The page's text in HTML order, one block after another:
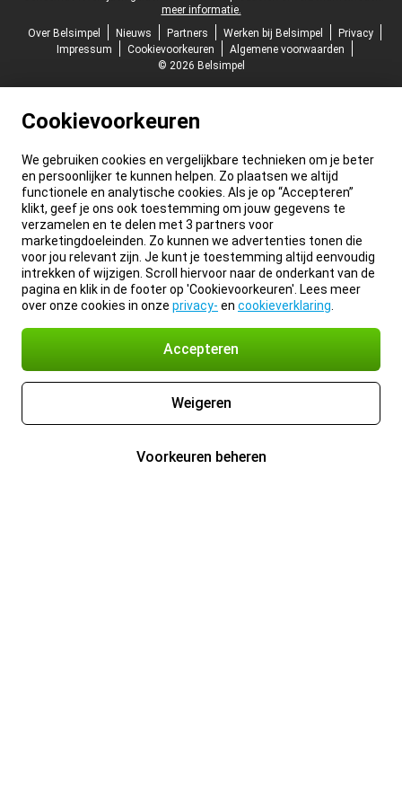
meer informatie.
Over Belsimpel
Nieuws Partners Werken bij Belsimpel
Privacy
Impressum
Cookievoorkeuren
Algemene voorwaarden
© 2026 Belsimpel
Cookievoorkeuren
We gebruiken cookies en vergelijkbare technieken om je beter
en persoonlijker te kunnen helpen. Zo plaatsen we altijd
functionele en analytische cookies. Als je op “Accepteren”
klikt, geef je ons ook toestemming om jouw gegevens te
verzamelen en te delen met 3 partners voor
marketingdoeleinden. Zo kunnen we advertenties tonen die
voor jou relevant zijn. Je kunt je toestemming altijd eenvoudig
intrekken of wijzigen. Scroll hiervoor naar de onderkant van de
pagina en klik in de footer op 'Cookievoorkeuren'. Lees meer
over onze cookies in onze privacy- en cookieverklaring
Accepteren
Weigeren
Voorkeuren beheren